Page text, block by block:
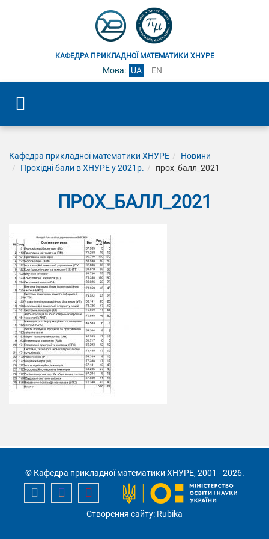
КАФЕДРА ПРИКЛАДНОЇ МАТЕМАТИКИ ХНУРЕ
Мова: UA EN
Кафедра прикладної математики ХНУРЕ
Новини
Прохідні бали в ХНУРЕ у 2021р.
прох_балл_2021
ПРОХ_БАЛЛ_2021
© Кафедра прикладної математики ХНУРЕ, 2001 - 2026.
Створення сайту: Rubika